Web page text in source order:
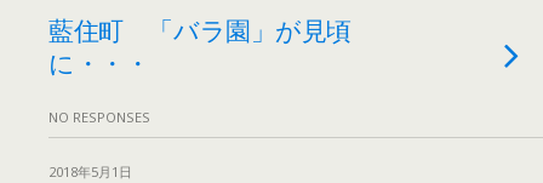
藍住町 「バラ園」が見頃
に・・・
NO RESPONSES
2018年5月1日